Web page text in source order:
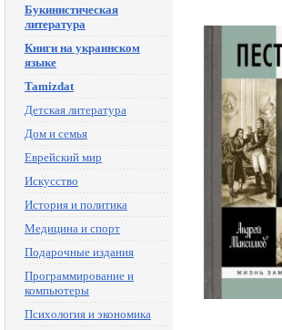
Букинистическая
литература
Книги на украинском
языке
Tamizdat
Детская литература
Дом и семья
Еврейский мир
Искусство
История и политика
Медицина и спорт
Подарочные издания
Программирование и
компьютеры
Психология и экономика